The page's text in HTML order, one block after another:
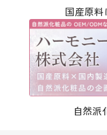
国産原
自然派